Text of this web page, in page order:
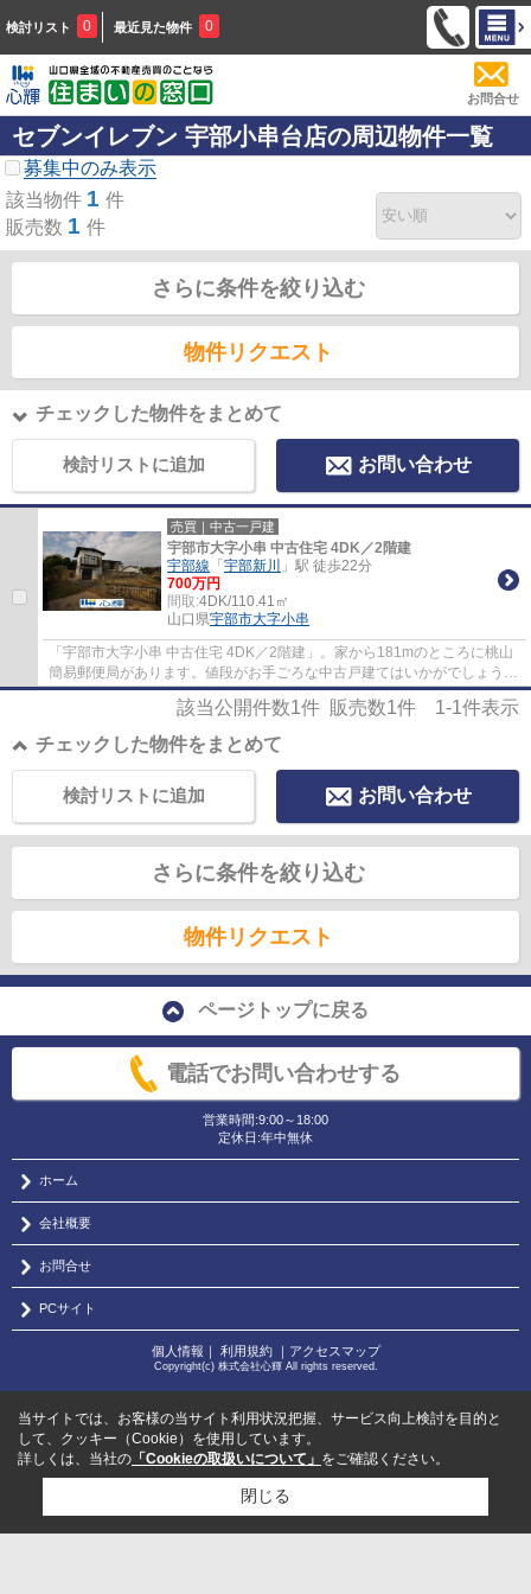
検討リスト 0 最近見た物件 0
お問合せ
セブンイレブン 宇部小串台店の周辺物件一覧
募集中のみ表示
該当物件 1 件
販売数 1 件
さらに条件を絞り込む
物件リクエスト
チェックした物件をまとめて
検討リストに追加 お問い合わせ
売買｜中古一戸建
宇部市大字小串 中古住宅 4DK／2階建
宇部線 「 宇部新川
」駅 徒歩22分
700万円
間取:4DK/110.41㎡
山口県宇部市大字小串
「宇部市大字小串 中古住宅 4DK／2階建」。家から181mのところに桃山
簡易郵便局があります。値段がお手ごろな中古戸建てはいかがでしょう
か。お客様の物件に対する条件をお聞かせくだ...
該当公開件数1件 販売数1件 1-1件表示
チェックした物件をまとめて
お問い合わせ
検討リストに追加
さらに条件を絞り込む
物件リクエスト
ページトップに戻る
電話でお問い合わせする
営業時間:9:00～18:00
定休日:年中無休
ホーム
会社概要
お問合せ
PCサイト
個人情報 ｜ 利用規約｜ アクセスマップ
Copyright(c) 株式会社心輝 All rights reserved.
当サイトでは、お客様の当サイト利用状況把握、サービス向上検討を目的と
して、クッキー（Cookie）を使用しています。
詳しくは、当社の 「Cookieの取扱いについて」 をご確認ください。
閉じる